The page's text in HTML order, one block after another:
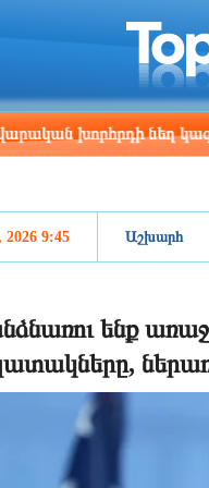
Los Angeles
14:53
նեղ կազմով
2026 9:45 Աշխարհ
ենք